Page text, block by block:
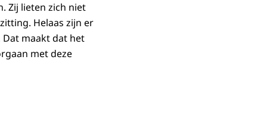
Zij lieten zich niet
Helaas zijn er
Dat maakt dat het
met deze